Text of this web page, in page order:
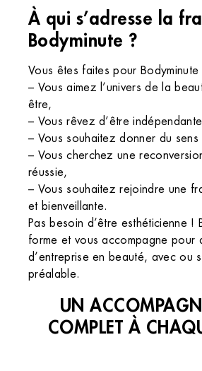
À qui s’adresse la
Bodyminute ?
Vous êtes faites pour
– Vous aimez l’univers de la
être,
– Vous rêvez d’être
– Vous souhaitez donner du
– Vous cherchez une
réussie,
– Vous souhaitez rejoindre une
et bienveillante.
Pas besoin d’être esthéticienne !
forme et vous accompagne pour
d’entreprise en beauté, avec ou
préalable.
UN
COMPLET À